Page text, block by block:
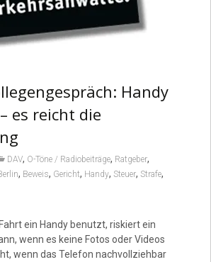
Handy
es reicht die
DAV, O-Töne / Radiobeiträge, Ratgeber,
, Beweis, Gericht, Handy, Steuer, Strafe,
ein Handy benutzt, riskiert ein
wenn es keine Fotos oder Videos
wenn das Telefon nachvollziehbar